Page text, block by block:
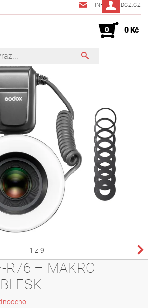
INFO@JMDCZ.CZ
0 0 Kč
1 z 9
R76 – MAKRO